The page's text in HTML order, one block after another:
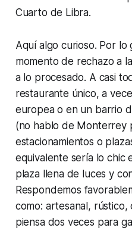
Cuarto de Libra.
Aquí algo curioso. Por lo
momento de rechazo a
a lo procesado. A casi
restaurante único, a
europea o en un barrio
(no hablo de Monterrey
estacionamientos o
equivalente sería lo chic
plaza llena de luces y
Respondemos
como: artesanal, rústico,
piensa dos veces para